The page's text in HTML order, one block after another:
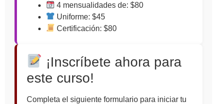
4 mensualidades de: $80
Uniforme: $45
Certificación: $80
¡Inscríbete ahora para
este curso!
Completa el siguiente formulario para iniciar tu